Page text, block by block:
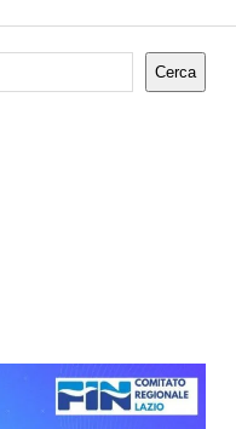
Cerca